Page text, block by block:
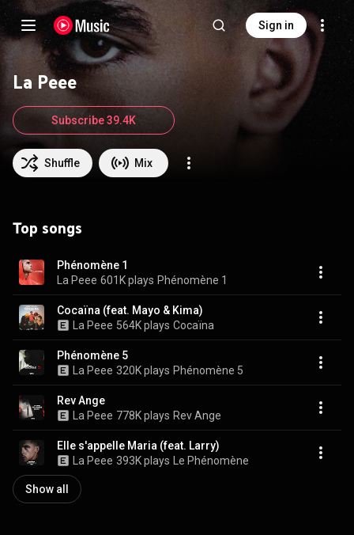
Sign in
La Peee
Shuffle Mix
Subscribe 39.4K
Top songs
Phénomène 1
La Peee 601K plays Phénomène 1
Cocaïna (feat. Mayo & Kima)
La Peee 564K plays Cocaïna
Phénomène 5
La Peee 320K plays Phénomène 5
Rev Ange
La Peee 778K plays Rev Ange
Elle s'appelle Maria (feat. Larry)
La Peee 393K plays Le Phénomène
Show all